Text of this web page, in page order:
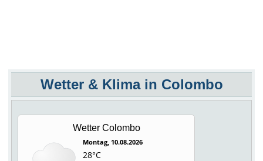
Wetter & Klima in Colombo
Wetter Colombo
Montag, 10.08.2026
28°C